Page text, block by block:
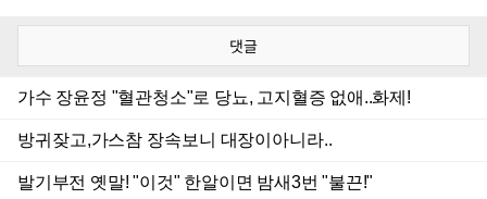
댓글